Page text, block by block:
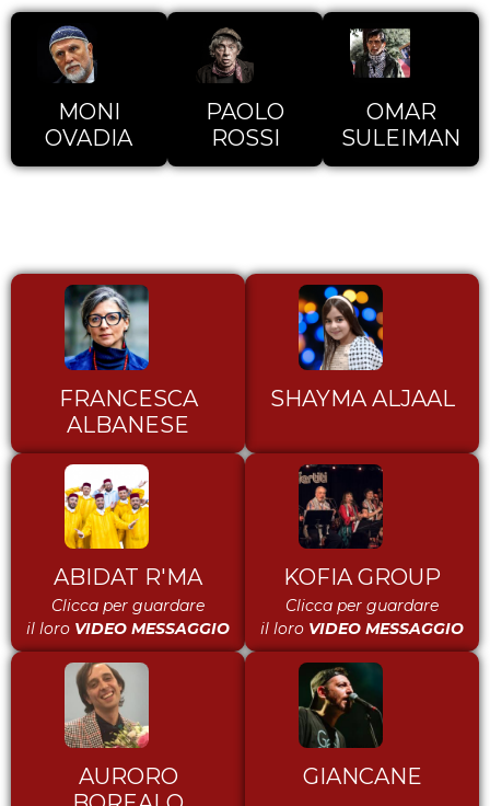
MONI
OVADIA
PAOLO
ROSSI
OMAR
SULEIMAN
ARTISTI & OSPITI
SHAYMA ALJAAL
FRANCESCA
ALBANESE
ABIDAT R'MA
Clicca per guardare
il loro VIDEO MESSAGGIO
KOFIA GROUP
Clicca per guardare
il loro VIDEO MESSAGGIO
AURORO
GIANCANE